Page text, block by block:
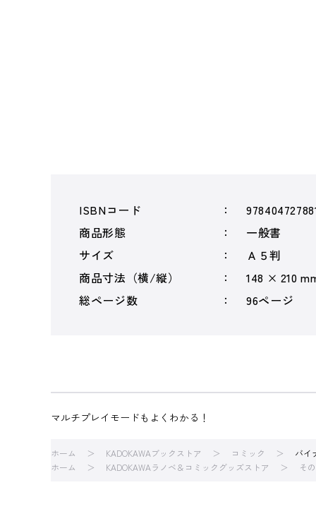
ISBNコード
商品形態
一般書
サイズ
Ａ５判
商品寸法（横/縦）
148 × 210
総ページ数
96ページ
マルチプレイモードもよくわかる！
ホーム KADOKAWAブックストア コミック
バイ
ホーム
KADOKAWAラノベ＆コミックグッズストア そ